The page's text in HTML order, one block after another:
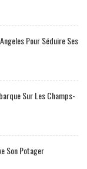
Pour Séduire Ses
Sur Les Champs-
Son Potager